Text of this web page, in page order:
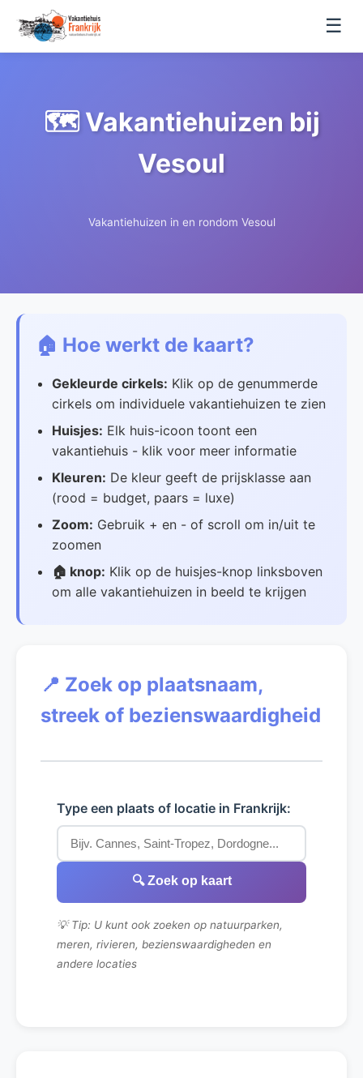
☰
🗺️ Vakantiehuizen bij
Vesoul
Vakantiehuizen in en rondom Vesoul
🏠 Hoe werkt de kaart?
Gekleurde cirkels: Klik op de genummerde
cirkels om individuele vakantiehuizen te zien
Huisjes: Elk huis-icoon toont een
vakantiehuis - klik voor meer informatie
Kleuren: De kleur geeft de prijsklasse aan
(rood = budget, paars = luxe)
Zoom: Gebruik + en - of scroll om in/uit te
zoomen
🏠 knop: Klik op de huisjes-knop linksboven
om alle vakantiehuizen in beeld te krijgen
📍 Zoek op plaatsnaam,
streek of bezienswaardigheid
Type een plaats of locatie in Frankrijk:
🔍 Zoek op kaart
💡 Tip: U kunt ook zoeken op natuurparken,
meren, rivieren, bezienswaardigheden en
andere locaties